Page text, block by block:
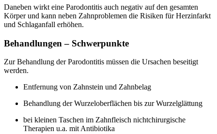
Daneben wirkt eine Parodontitis auch negativ auf den gesamten
Körper und kann neben Zahnproblemen die Risiken für Herzinfarkt
und Schlaganfall erhöhen.
Behandlungen – Schwerpunkte
Zur Behandlung der Parodontitis müssen die Ursachen beseitigt
werden.
Entfernung von Zahnstein und Zahnbelag
Behandlung der Wurzeloberflächen bis zur Wurzelglättung
bei kleinen Taschen im Zahnfleisch nichtchirurgische
Therapien u.a. mit Antibiotika